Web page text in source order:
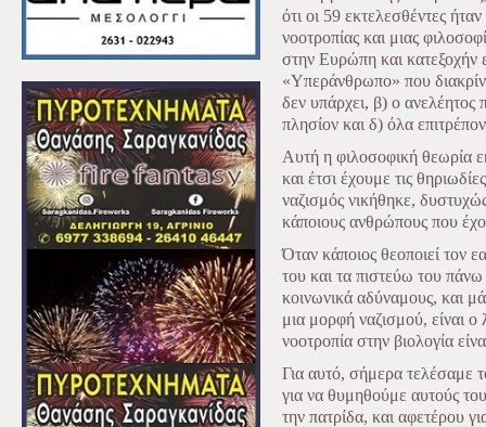
ότι οι 59 εκτελεσθέντες
νοοτροπίας και μιας
στην Ευρώπη και κατεξοχήν
«Υπεράνθρωπο» που
δεν υπάρχει, β) o ανελέητος
πλησίον και δ) όλα
Αυτή η φιλοσοφική θεωρία
και έτσι έχουμε τις
ναζισμός νικήθηκε,
κάποιους ανθρώπους που
Όταν κάποιος θεοποιεί τον
του και τα πιστεύω του πάνω
κοινωνικά αδύναμους, και
μια μορφή ναζισμού, είναι
νοοτροπία στην βιολογία
Για αυτό, σήμερα τελέσαμε
για να θυμηθούμε αυτούς
την πατρίδα, και αφετέρου